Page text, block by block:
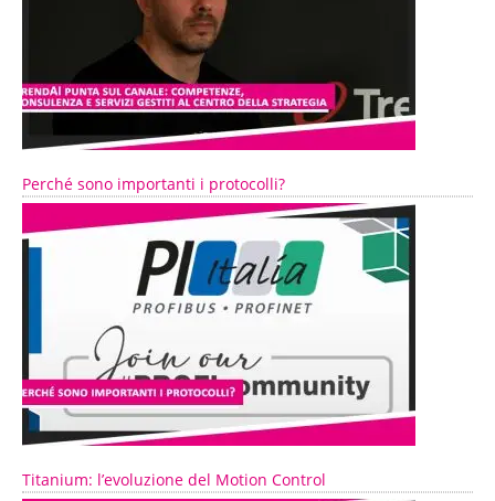
Perché sono importanti i protocolli?
Titanium: l’evoluzione del Motion Control